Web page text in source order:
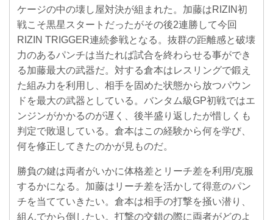
ケージの中の壊し屋対決が組まれた。加藤はRIZIN初
戦こそ黒星スタートだったがその後2連勝して今回
RIZIN TRIGGER連続参戦となる。抜群の距離感と破壊
力のあるパンチは当たれば試合を終わらせる事ができ
る加藤最大の武器だ。対する倉本はレスリングで鍛え
た組み力を利用し、相手を固めた状態から放つパウン
ドを最大の武器としている。バンタム級GP初戦ではエ
ンジンがかかるのが遅く、後半盛り返したが惜しくも
判定で敗退している。倉本はこの経験から何を学び、
何を修正してきたのかが見ものだ。
勝負の鍵は両者がいかに体格差とリーチ差を利用/克服
するかになる。加藤はリーチ差を活かして得意のパン
チを当てていきたい。倉本は相手の打撃を掻い潜り、
組んでから倒したい。打撃の交錯の際に両者がどのよ